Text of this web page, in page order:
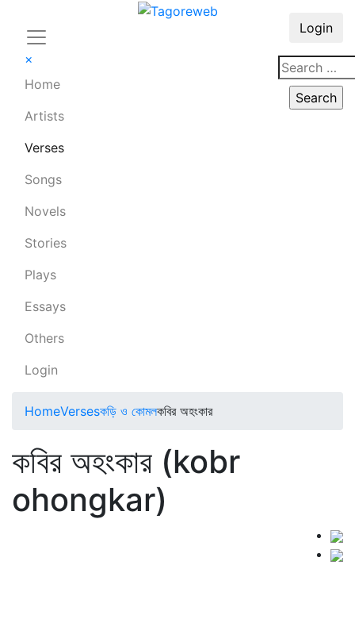
×
Home
Artists
Verses
Songs
Novels
Stories
Plays
Essays
Others
Login
Login
HomeVersesকড়ি ও কোমলকবির অহংকার
কবির অহংকার (kobr
ohongkar)